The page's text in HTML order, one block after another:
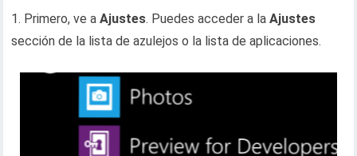
1. Primero, ve aAjustes. Puedes acceder a laAjustes
sección de la lista de azulejos o la lista de aplicaciones.